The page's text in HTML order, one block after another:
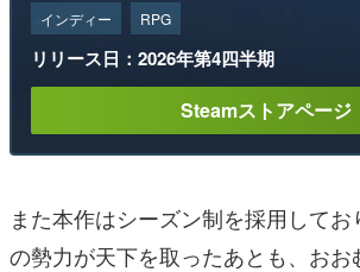
インディー RPG
リリース日：2026年第4四半期
Steamストアページ
また本作はシーズン制を採用して
の勢力が天下を取ったあとも、おお